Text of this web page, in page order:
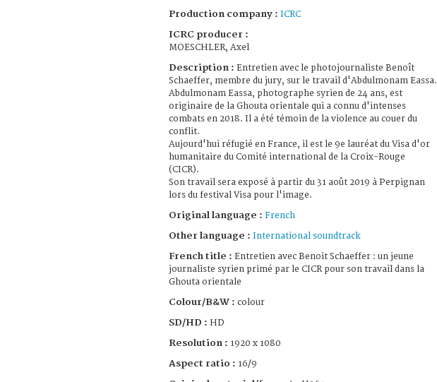
Production company : ICRC
ICRC producer :
MOESCHLER, Axel
Description : Entretien avec le photojournaliste Benoît
Schaeffer, membre du jury, sur le travail d'Abdulmonam Eassa.
Abdulmonam Eassa, photographe syrien de 24 ans, est
originaire de la Ghouta orientale qui a connu d'intenses
combats en 2018. Il a été témoin de la violence au couer du
conflit.
Aujourd'hui réfugié en France, il est le 9e lauréat du Visa d'or
humanitaire du Comité international de la Croix-Rouge
(CICR).
Son travail sera exposé à partir du 31 août 2019 à Perpignan
lors du festival Visa pour l'image.
Original language : French
Other language : International soundtrack
French title : Entretien avec Benoit Schaeffer : un jeune
journaliste syrien primé par le CICR pour son travail dans la
Ghouta orientale
Colour/B&W : colour
SD/HD : HD
Resolution : 1920 x 1080
Aspect ratio : 16/9